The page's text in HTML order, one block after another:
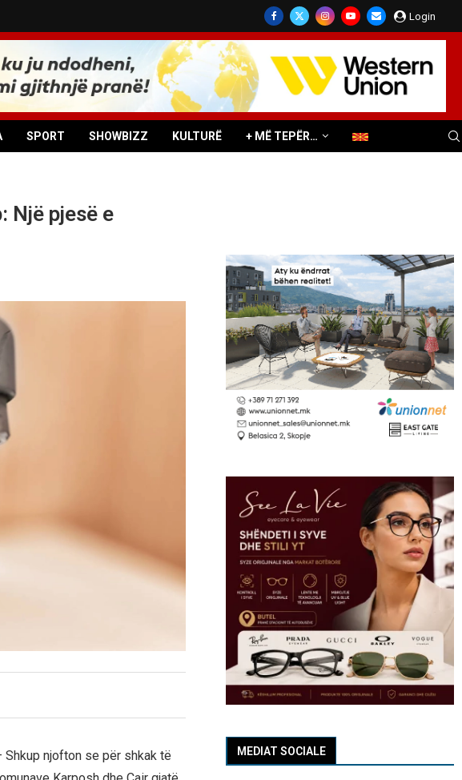
Login
SPORT SHOWBIZZ KULTURË + MË TEPËR…
Një pjesë e
njofton se për shkak të
MEDIAT SOCIALE